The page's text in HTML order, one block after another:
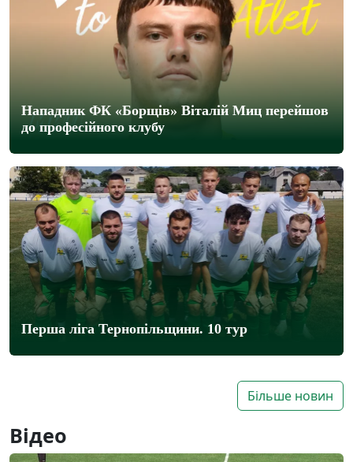
Нападник ФК «Борщів» Віталій Миц перейшов
до професійного клубу
Перша ліга Тернопільщини. 10 тур
Більше новин
Відео